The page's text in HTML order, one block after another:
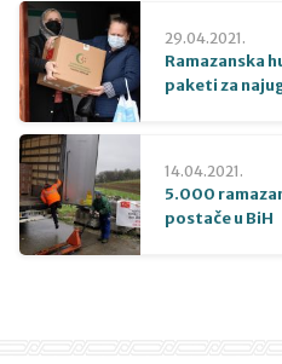
29.04.2021.
Ramazanska
paketi za
14.04.2021.
5.000
postače u BiH